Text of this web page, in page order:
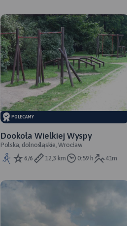
POLECAMY
Dookoła Wielkiej Wyspy
Polska, dolnośląskie, Wrocław
6/6
12,3 km 0:59 h 41m